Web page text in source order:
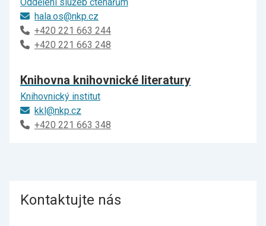
hala.os@nkp.cz
+420 221 663 244
+420 221 663 248
Knihovna knihovnické literatury
Knihovnický institut
kkl@nkp.cz
+420 221 663 348
Kontaktujte nás